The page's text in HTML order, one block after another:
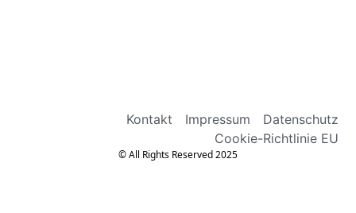
Kontakt Impressum
Datenschutz
Cookie-Richtlinie EU
© All Rights Reserved 2025